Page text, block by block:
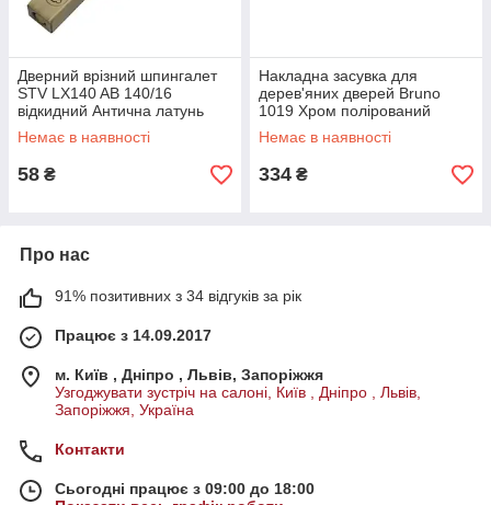
Дверний врізний шпингалет
STV LX140 AB 140/16
відкидний Антична латунь
Немає в наявності
58 ₴
Накладна засувка для
дерев'яних дверей Bruno
1019 Хром полірований
Немає в наявності
334 ₴
Про нас
91% позитивних з 34 відгуків за рік
Працює з 14.09.2017
м. Київ , Дніпро , Львів, Запоріжжя
Узгоджувати зустріч на салоні, Київ , Дніпро , Львів,
Запоріжжя, Україна
Контакти
Сьогодні працює з 09:00 до 18:00